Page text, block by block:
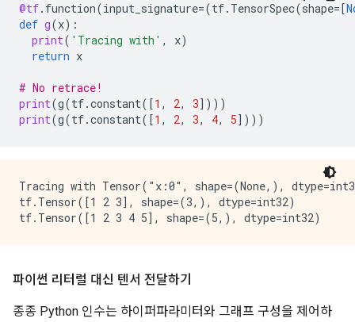
@tf. function(input_signature=(tf. TensorSpec(shape=[
def g(x):
print( 'Tracing with' , x)
return x
# No retrace!
print(g(tf.constant([1 , 2, 3])))
print(g(tf.constant([1 , 2, 3, 4, 5])))
Tracing with Tensor("x:0", shape=(None,),
tf.Tensor([1 2 3], shape=(3,), dtype=int32)
파이썬 리터럴 대신 텐서 전달하기
종종 Python 인수는 하이퍼파라미터와 그래프 구성을 제어하